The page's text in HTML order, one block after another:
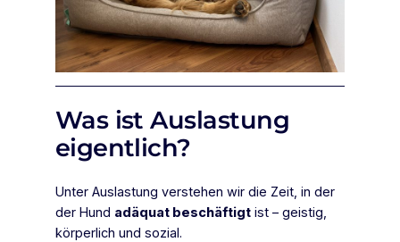
Was ist Auslastung
eigentlich?
Unter Auslastung verstehen wir die Zeit, in der
der Hund adäquat beschäftigtist – geistig,
körperlich und sozial.